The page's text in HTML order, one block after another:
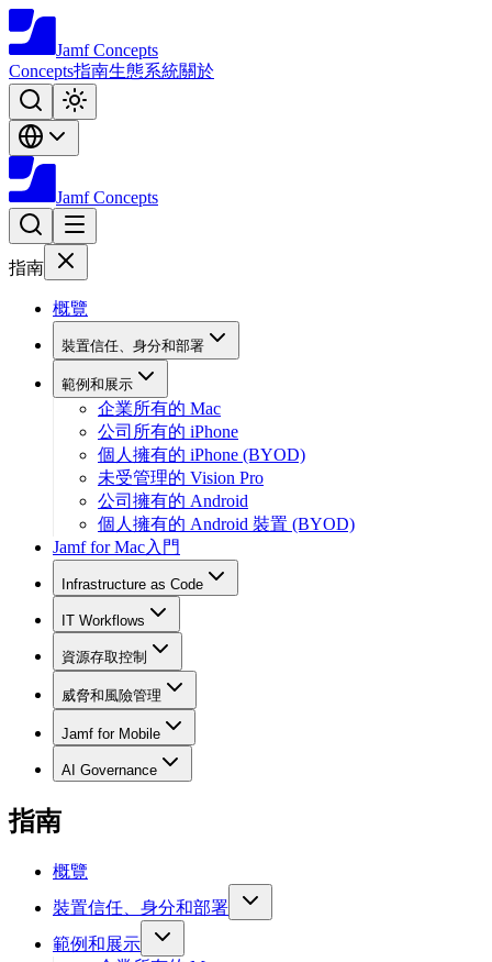
Jamf Concepts
Concepts指南生態系統關於
Jamf Concepts
指南
概覽
裝置信任、身分和部署
範例和展示
企業所有的 Mac
公司所有的 iPhone
個人擁有的 iPhone (BYOD)
未受管理的 Vision Pro
公司擁有的 Android
個人擁有的 Android 裝置 (BYOD)
Jamf for Mac入門
Infrastructure as Code
IT Workflows
資源存取控制
威脅和風險管理
Jamf for Mobile
AI Governance
指南
概覽
裝置信任、身分和部署
範例和展示